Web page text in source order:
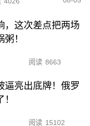
，这次差点把两场
！
阅读 8663
逼亮出底牌！俄罗
阅读 15102